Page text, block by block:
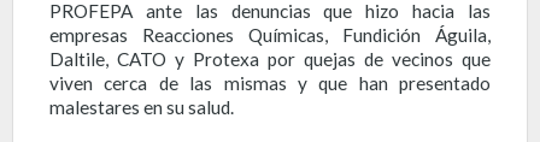
PROFEPA ante las denuncias que hizo hacia las
empresas Reacciones Químicas, Fundición Águila,
Daltile, CATO y Protexa por quejas de vecinos que
viven cerca de las mismas y que han presentado
malestares en su salud.